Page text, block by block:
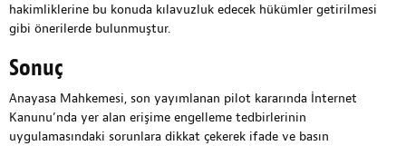
hakimliklerine bu konuda kılavuzluk edecek hükümler getirilmesi
gibi önerilerde bulunmuştur.
Sonuç
Anayasa Mahkemesi, son yayımlanan pilot kararında İnternet
Kanunu’nda yer alan erişime engelleme tedbirlerinin
uygulamasındaki sorunlara dikkat çekerek ifade ve basın